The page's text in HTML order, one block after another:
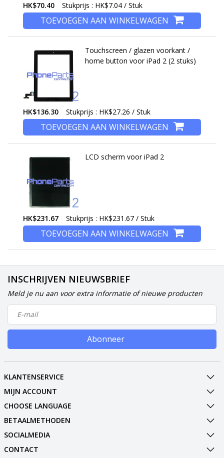
HK$70.40 Stukprijs : HK$7.04 / Stuk
TOEVOEGEN AAN WINKELWAGEN
Touchscreen / glazen voorkant /
home button voor iPad 2 (2 stuks)
HK$136.30 Stukprijs : HK$27.26 / Stuk
TOEVOEGEN AAN WINKELWAGEN
LCD scherm voor iPad 2
HK$231.67 Stukprijs : HK$231.67 / Stuk
TOEVOEGEN AAN WINKELWAGEN
INSCHRIJVEN NIEUWSBRIEF
Meld je nu aan voor extra informatie of nieuwe producten
Abonneer
KLANTENSERVICE
MIJN ACCOUNT
CHOOSE LANGUAGE
BETAALMETHODEN
SOCIALMEDIA
CONTACT